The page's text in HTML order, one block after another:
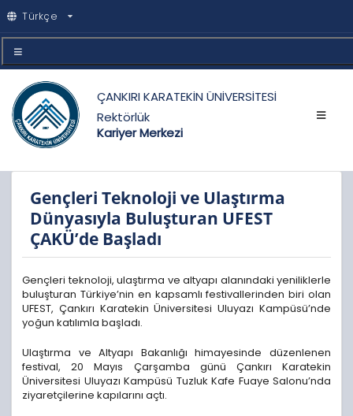
Türkçe
ÇANKIRI KARATEKİN ÜNİVERSİTESİ
Rektörlük
Kariyer Merkezi
Gençleri Teknoloji ve Ulaştırma
Dünyasıyla Buluşturan UFEST
ÇAKÜ’de Başladı
Gençleri teknoloji, ulaştırma ve altyapı alanındaki yeniliklerle
buluşturan Türkiye’nin en kapsamlı festivallerinden biri olan
UFEST, Çankırı Karatekin Üniversitesi Uluyazı Kampüsü’nde
yoğun katılımla başladı.
Ulaştırma ve Altyapı Bakanlığı himayesinde düzenlenen
festival, 20 Mayıs Çarşamba günü Çankırı Karatekin
Üniversitesi Uluyazı Kampüsü Tuzluk Kafe Fuaye Salonu’nda
ziyaretçilerine kapılarını açtı.